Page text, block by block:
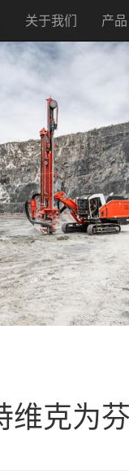
关于我们 产品
维克为